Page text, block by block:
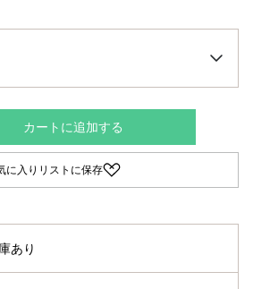
カートに追加する
に入りリストに保存
あり